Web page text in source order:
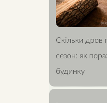
Скільки дров
сезон: як
будинку